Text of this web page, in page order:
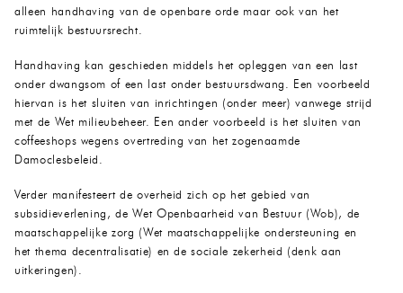
alleen handhaving van de openbare orde maar ook van het
ruimtelijk bestuursrecht.
Handhaving kan geschieden middels het opleggen van een last
onder dwangsom of een last onder bestuursdwang. Een voorbeeld
hiervan is het sluiten van inrichtingen (onder meer) vanwege strijd
met de Wet milieubeheer. Een ander voorbeeld is het sluiten van
coffeeshops wegens overtreding van het zogenaamde
Damoclesbeleid.
Verder manifesteert de overheid zich op het gebied van
subsidieverlening, de Wet Openbaarheid van Bestuur (Wob), de
maatschappelijke zorg (Wet maatschappelijke ondersteuning en
het thema decentralisatie) en de sociale zekerheid (denk aan
uitkeringen).